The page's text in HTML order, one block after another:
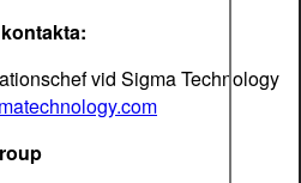
vid Sigma Technology